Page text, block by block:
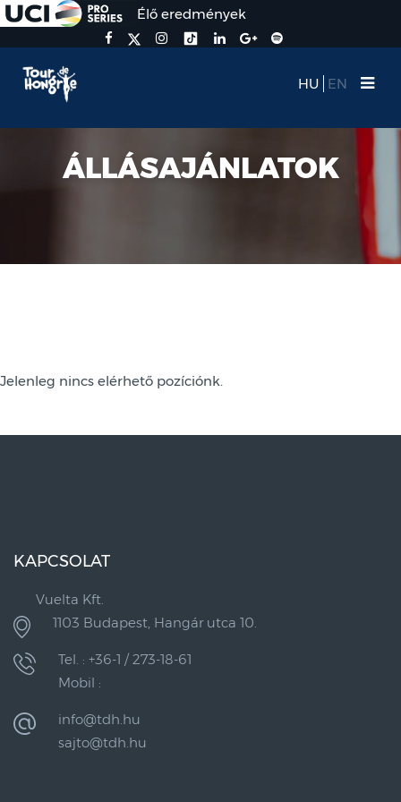
ÁLLÁSAJÁNLATOK
Élő eredmények
HU EN
Jelenleg nincs elérhető pozíciónk.
KAPCSOLAT
Vuelta Kft.
1103 Budapest, Hangár utca 10.
Tel. : +36-1 / 273-18-61
Mobil :
info@tdh.hu
sajto@tdh.hu